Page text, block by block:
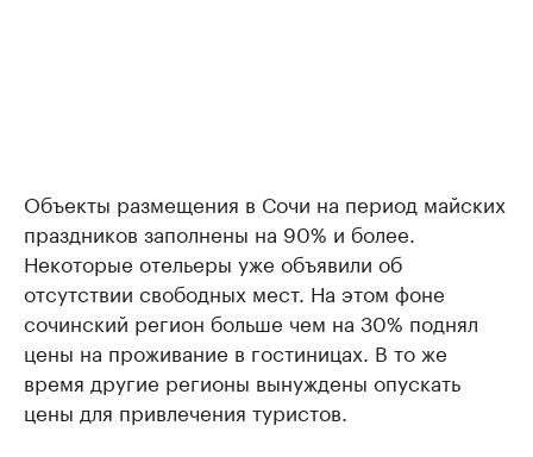
Объекты размещения в Сочи на период майских
праздников заполнены на 90% и более.
Некоторые отельеры уже объявили об
отсутствии свободных мест. На этом фоне
сочинский регион больше чем на 30% поднял
цены на проживание в гостиницах. В то же
время другие регионы вынуждены опускать
цены для привлечения туристов.